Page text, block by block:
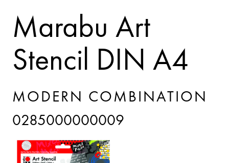
Marabu Art
Stencil DIN A4
MODERN COMBINATION
0285000000009